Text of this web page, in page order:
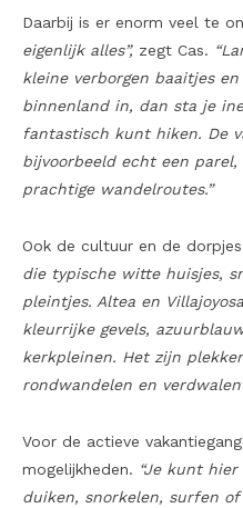
Daarbij is er enorm veel te
eigenlijk alles”, zegt Cas.
kleine verborgen baaitjes
binnenland in, dan sta je
fantastisch kunt hiken. De
bijvoorbeeld echt een
prachtige wandelroutes.”
Ook de cultuur en de
die typische witte huisjes,
pleintjes. Altea en
kleurrijke gevels,
kerkpleinen. Het zijn
rondwandelen en
Voor de actieve
mogelijkheden. “Je kunt
duiken, snorkelen, surfen